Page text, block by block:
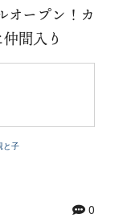
オープン！カ
間入り
と子
0